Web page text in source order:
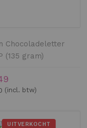
Chocoladeletter
(135 gram)
UITVERKOCHT